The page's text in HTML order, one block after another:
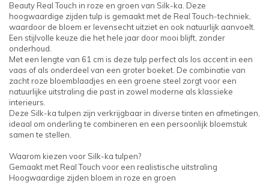
Beauty Real Touch in roze en groen van Silk-ka. Deze
hoogwaardige zijden tulp is gemaakt met de Real Touch-techniek,
waardoor de bloem er levensecht uitziet en ook natuurlijk aanvoelt.
Een stijlvolle keuze die het hele jaar door mooi blijft, zonder
onderhoud.
Met een lengte van 61 cm is deze tulp perfect als los accent in een
vaas of als onderdeel van een groter boeket. De combinatie van
zacht roze bloemblaadjes en een groene steel zorgt voor een
natuurlijke uitstraling die past in zowel moderne als klassieke
interieurs.
Deze Silk-ka tulpen zijn verkrijgbaar in diverse tinten en afmetingen,
ideaal om onderling te combineren en een persoonlijk bloemstuk
samen te stellen.
Waarom kiezen voor Silk-ka tulpen?
Gemaakt met Real Touch voor een realistische uitstraling
Hoogwaardige zijden bloem in roze en groen